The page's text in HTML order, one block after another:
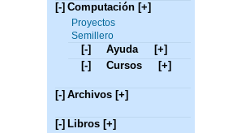
[-] Computación [+]
Proyectos
Semillero
[-] Ayuda
[+]
[-]
Cursos [+]
[-] Archivos [+]
[-] Libros [+]